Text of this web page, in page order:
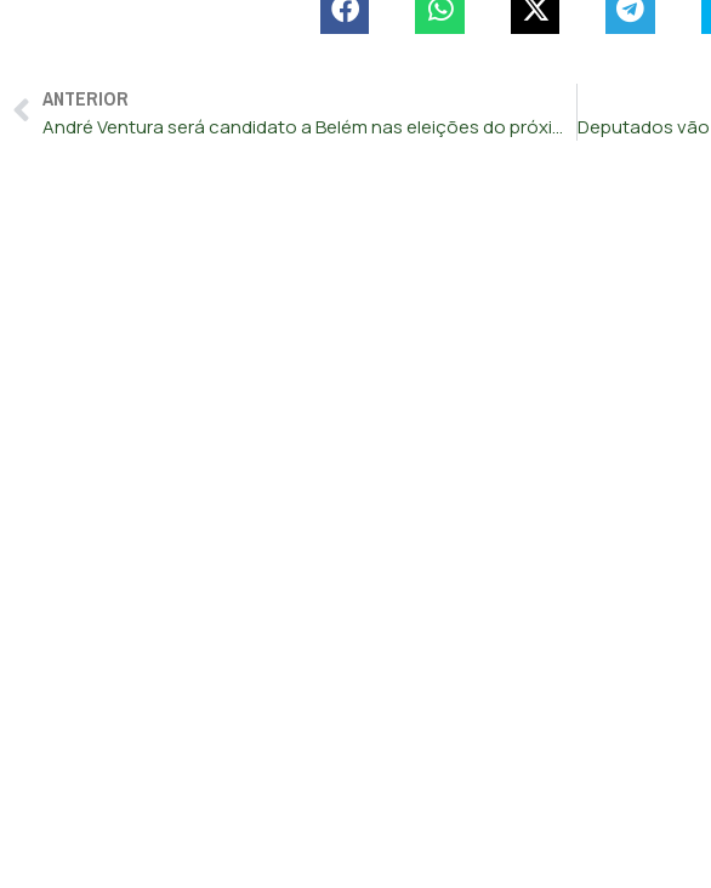
ANTERIOR
André Ventura será candidato a Belém nas eleições do próximo ano